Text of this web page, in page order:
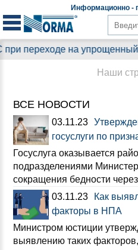
Информационно -
на упрощенный режим
ВСЕ НОВОСТИ
03.11.23
госуслуги по
Госуслуга оказывается
подразделениями
сокращения бедности
03.11.23
Как
факторы в НПА
Министром юстиции
выявлению таких
Наши